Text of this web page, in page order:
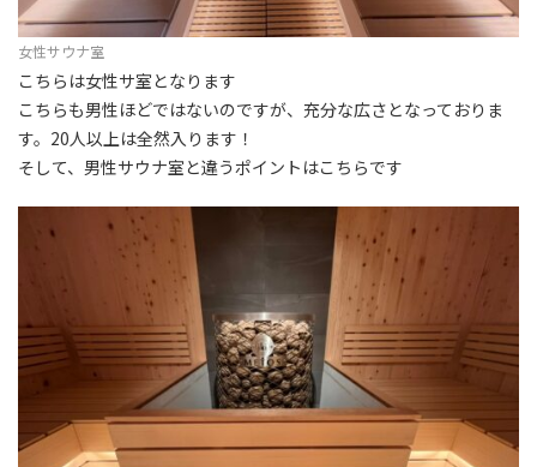
女性サウナ室
こちらは女性サ室となります
こちらも男性ほどではないのですが、充分な広さとなっておりま
す。20人以上は全然入ります！
そして、男性サウナ室と違うポイントはこちらです